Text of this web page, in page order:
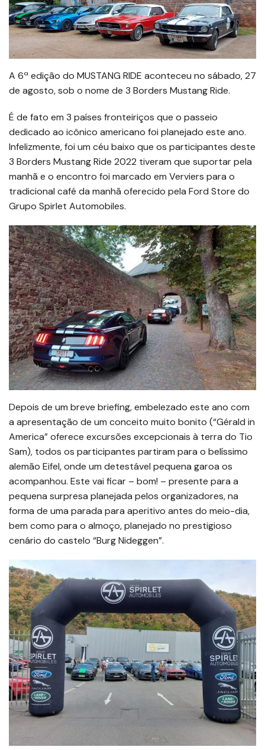
A 6ª edição do MUSTANG RIDE aconteceu no sábado, 27
de agosto, sob o nome de 3 Borders Mustang Ride.
É de fato em 3 países fronteiriços que o passeio
dedicado ao icônico americano foi planejado este ano.
Infelizmente, foi um céu baixo que os participantes deste
3 Borders Mustang Ride 2022 tiveram que suportar pela
manhã e o encontro foi marcado em Verviers para o
tradicional café da manhã oferecido pela Ford Store do
Grupo Spirlet Automobiles.
Depois de um breve briefing, embelezado este ano com
a apresentação de um conceito muito bonito (“Gérald in
America” ​​oferece excursões excepcionais à terra do Tio
Sam), todos os participantes partiram para o belíssimo
alemão Eifel, onde um detestável pequena garoa os
acompanhou. Este vai ficar – bom! – presente para a
pequena surpresa planejada pelos organizadores, na
forma de uma parada para aperitivo antes do meio-dia,
bem como para o almoço, planejado no prestigioso
cenário do castelo “Burg Nideggen”.